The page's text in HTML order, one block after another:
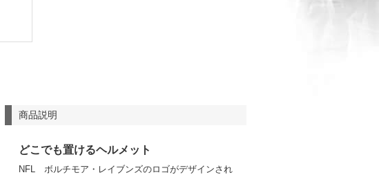
商品説明
どこでも置けるヘルメット
NFL ボルチモア・レイブンズのロゴがデザインされ